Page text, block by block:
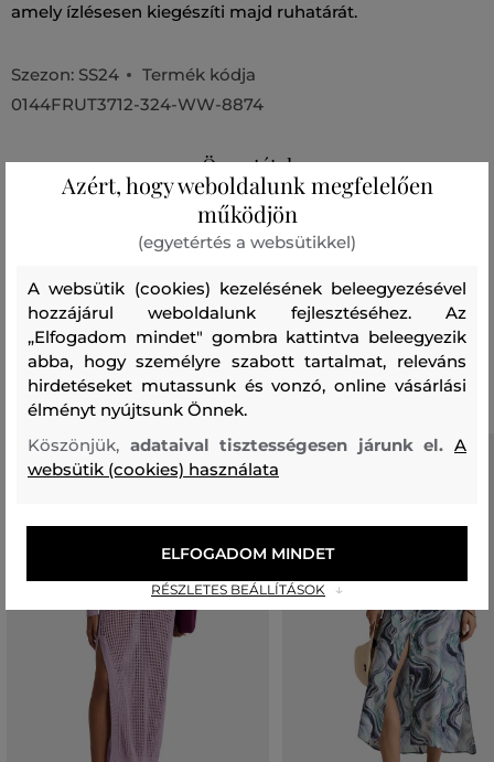
amely ízlésesen kiegészíti majd ruhatárát.
Szezon: SS24
Termék kódja
0144FRUT3712-324-WW-8874
Összetétel
82 % 15 % 3 %
Ajánlott termékek
Azért, hogy weboldalunk megfelelően
működjön
(egyetértés a websütikkel)
A websütik (cookies) kezelésének beleegyezésével
hozzájárul weboldalunk fejlesztéséhez. Az
„Elfogadom mindet" gombra kattintva beleegyezik
abba, hogy személyre szabott tartalmat, releváns
hirdetéseket mutassunk és vonzó, online vásárlási
élményt nyújtsunk Önnek.
Köszönjük, adataival tisztességesen járunk el.A
websütik (cookies) használata
RÉSZLETES BEÁLLÍTÁSOK
ELFOGADOM MINDET